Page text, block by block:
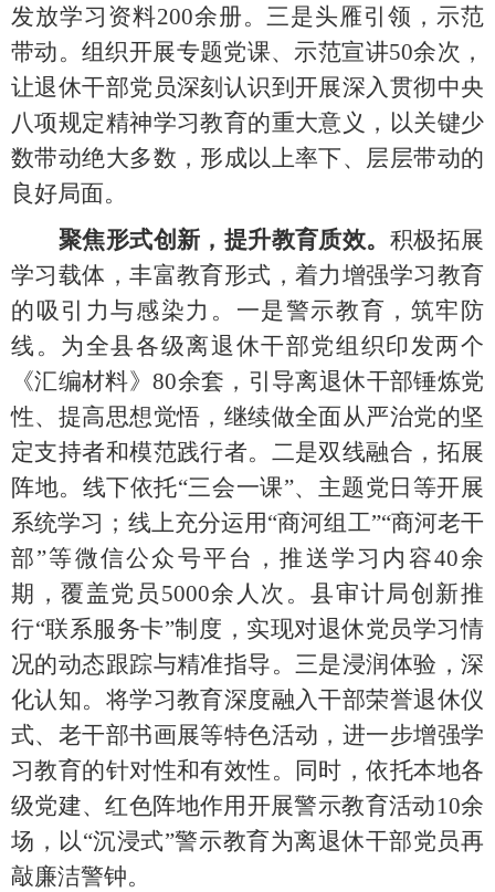
发放学习资料200余册。三是头雁引领，示范
带动。组织开展专题党课、示范宣讲50余次 ，
让退休干部党员深刻认识到开展深入贯彻中央
八项规定精神学习教育的重大意义，以关键少
数带动绝大多数，形成以上率下、层层带动的
良好局面。
聚焦形式创新，提升教育质效。 积极拓展
学习载体，丰富教育形式，着力增强学习教育
的吸引力与感染力。 一是警示教育，筑牢防
线。 为全县各级离退休干部党组织印发两个
《汇编材料》80余套， 引导离退休干部锤炼党
性、提高思想觉悟，继续做全面从严治党的坚
定支持者和模范践行者。 二是双线融合，拓展
阵地。线下依托“三会一课”、主题党日等开展
系统学习；线上充分运用“商河组工”“商河老干
部”等微信公众号平台，推送学习内容40余
期，覆盖党员5000余人次。县审计局创新推
行“联系服务卡”制度，实现对退休党员学习情
况的动态跟踪与精准指导。三是浸润体验，深
化认知。将学习教育深度融入干部荣誉退休仪
式、老干部书画展等特色活动，进一步增强学
习教育的针对性和有效性。同时，依托本地各
级党建、红色阵地作用开展警示教育活动10余
场，以“沉浸式”警示教育为离退休干部党员再
敲廉洁警钟。